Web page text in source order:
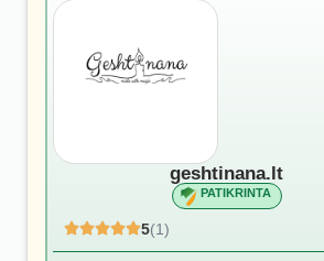
geshtinana.lt
PATIKRINTA
5(1)